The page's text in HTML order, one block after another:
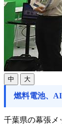
中 大
燃料電池、
千葉県の幕張メ